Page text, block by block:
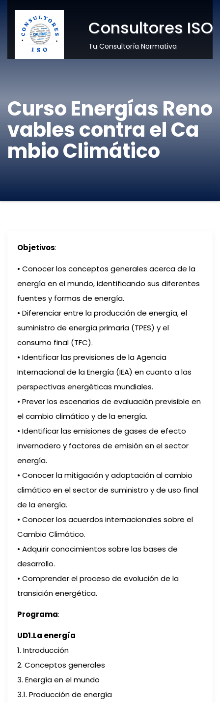
Consultores ISO
Tu Consultoría Normativa
Curso Energías Reno
vables contra el Ca
mbio Climático
Objetivos:
• Conocer los conceptos generales acerca de la
energía en el mundo, identificando sus diferentes
fuentes y formas de energía.
• Diferenciar entre la producción de energía, el
suministro de energía primaria (TPES) y el
consumo final (TFC).
• Identificar las previsiones de la Agencia
Internacional de la Energía (IEA) en cuanto a las
perspectivas energéticas mundiales.
• Prever los escenarios de evaluación previsible en
el cambio climático y de la energía.
• Identificar las emisiones de gases de efecto
invernadero y factores de emisión en el sector
energía.
• Conocer la mitigación y adaptación al cambio
climático en el sector de suministro y de uso final
de la energía.
• Conocer los acuerdos internacionales sobre el
Cambio Climático.
• Adquirir conocimientos sobre las bases de
desarrollo.
• Comprender el proceso de evolución de la
transición energética.
Programa:
UD1.La energía
1. Introducción
2. Conceptos generales
3. Energía en el mundo
3.1. Producción de energía